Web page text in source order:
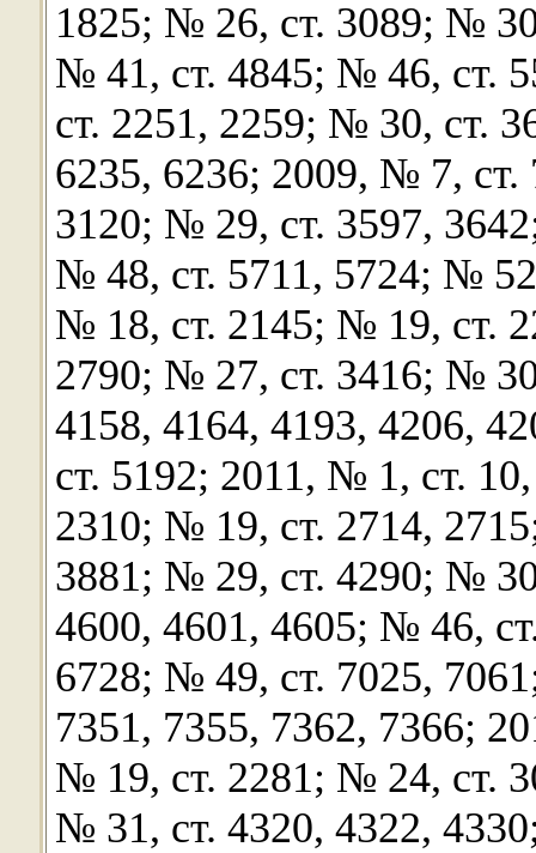
1825; № 26, ст. 3089; №
№ 41, ст. 4845; № 46, ст.
ст. 2251, 2259; № 30, ст.
6235, 6236; 2009, № 7,
3120; № 29, ст. 3597,
№ 48, ст. 5711, 5724; №
№ 18, ст. 2145; № 19, ст.
2790; № 27, ст. 3416; №
4158, 4164, 4193, 4206,
ст. 5192; 2011, № 1, ст.
2310; № 19, ст. 2714,
3881; № 29, ст. 4290; №
4600, 4601, 4605; № 46,
6728; № 49, ст. 7025,
7351, 7355, 7362, 7366;
№ 19, ст. 2281; № 24, ст.
№ 31, ст. 4320, 4322,